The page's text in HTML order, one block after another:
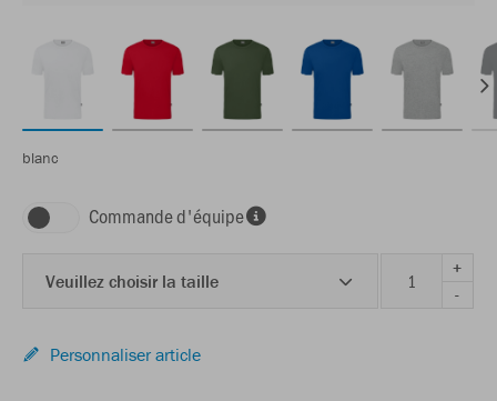
blanc
Commande d'équipe
Veuillez choisir la taille
+
-
Personnaliser article